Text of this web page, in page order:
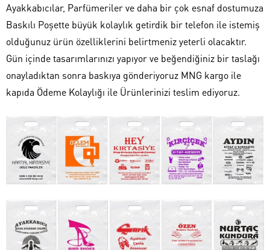
Ayakkabıcılar, Parfümeriler ve daha bir çok esnaf dostumuza
Baskılı Poşette büyük kolaylık getirdik bir telefon ile istemiş
olduğunuz ürün özelliklerini belirtmeniz yeterli olacaktır.
Gün içinde tasarımlarınızı yapıyor ve beğendiğiniz bir taslağı
onayladıktan sonra baskıya gönderiyoruz MNG kargo ile
kapıda Ödeme Kolaylığı ile Ürünlerinizi teslim ediyoruz.